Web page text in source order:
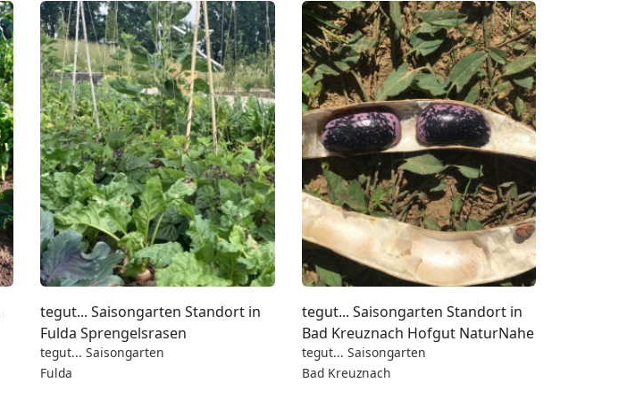
tegut... Saisongarten Standort in
Fulda Sprengelsrasen
tegut... Saisongarten
Fulda
tegut... Saisongarten Standort in
Bad Kreuznach Hofgut NaturNahe
tegut... Saisongarten
Bad Kreuznach